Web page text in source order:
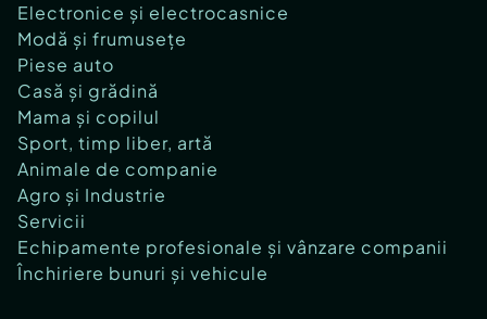
Electronice și electrocasnice
Modă și frumusețe
Piese auto
Casă și grădină
Mama și copilul
Sport, timp liber, artă
Animale de companie
Agro și Industrie
Servicii
Echipamente profesionale și vânzare companii
Închiriere bunuri și vehicule